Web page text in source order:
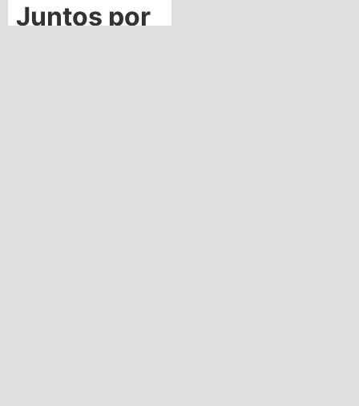
Juntos por